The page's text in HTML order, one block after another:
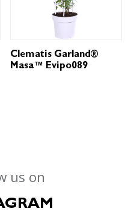
Clematis Garland®
Masa™ Evipo089
us on